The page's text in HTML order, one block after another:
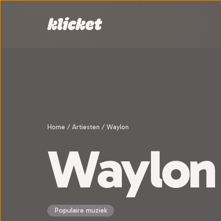
Home / Artiesten / Waylon
Waylon
Populaire muziek